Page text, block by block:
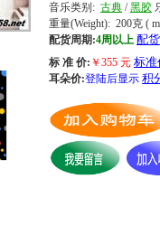
音乐类别: 古典 /黑胶
重量(Weight): 200克 (
配货周期:4周以上 配
标 准 价: ￥ 355 元 标准
耳朵价:登陆后显示 积